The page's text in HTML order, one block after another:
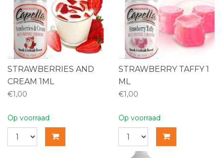
STRAWBERRIES AND
CREAM 1ML
€1,00
Op voorraad
STRAWBERRY TAFFY 1
ML
€1,00
Op voorraad